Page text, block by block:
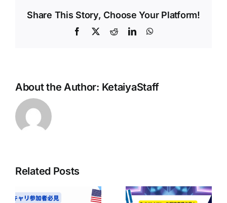
Share This Story, Choose Your Platform!
Facebook
X RedditLinkedIn
About the Author: KetaiyaStaff
Related Posts